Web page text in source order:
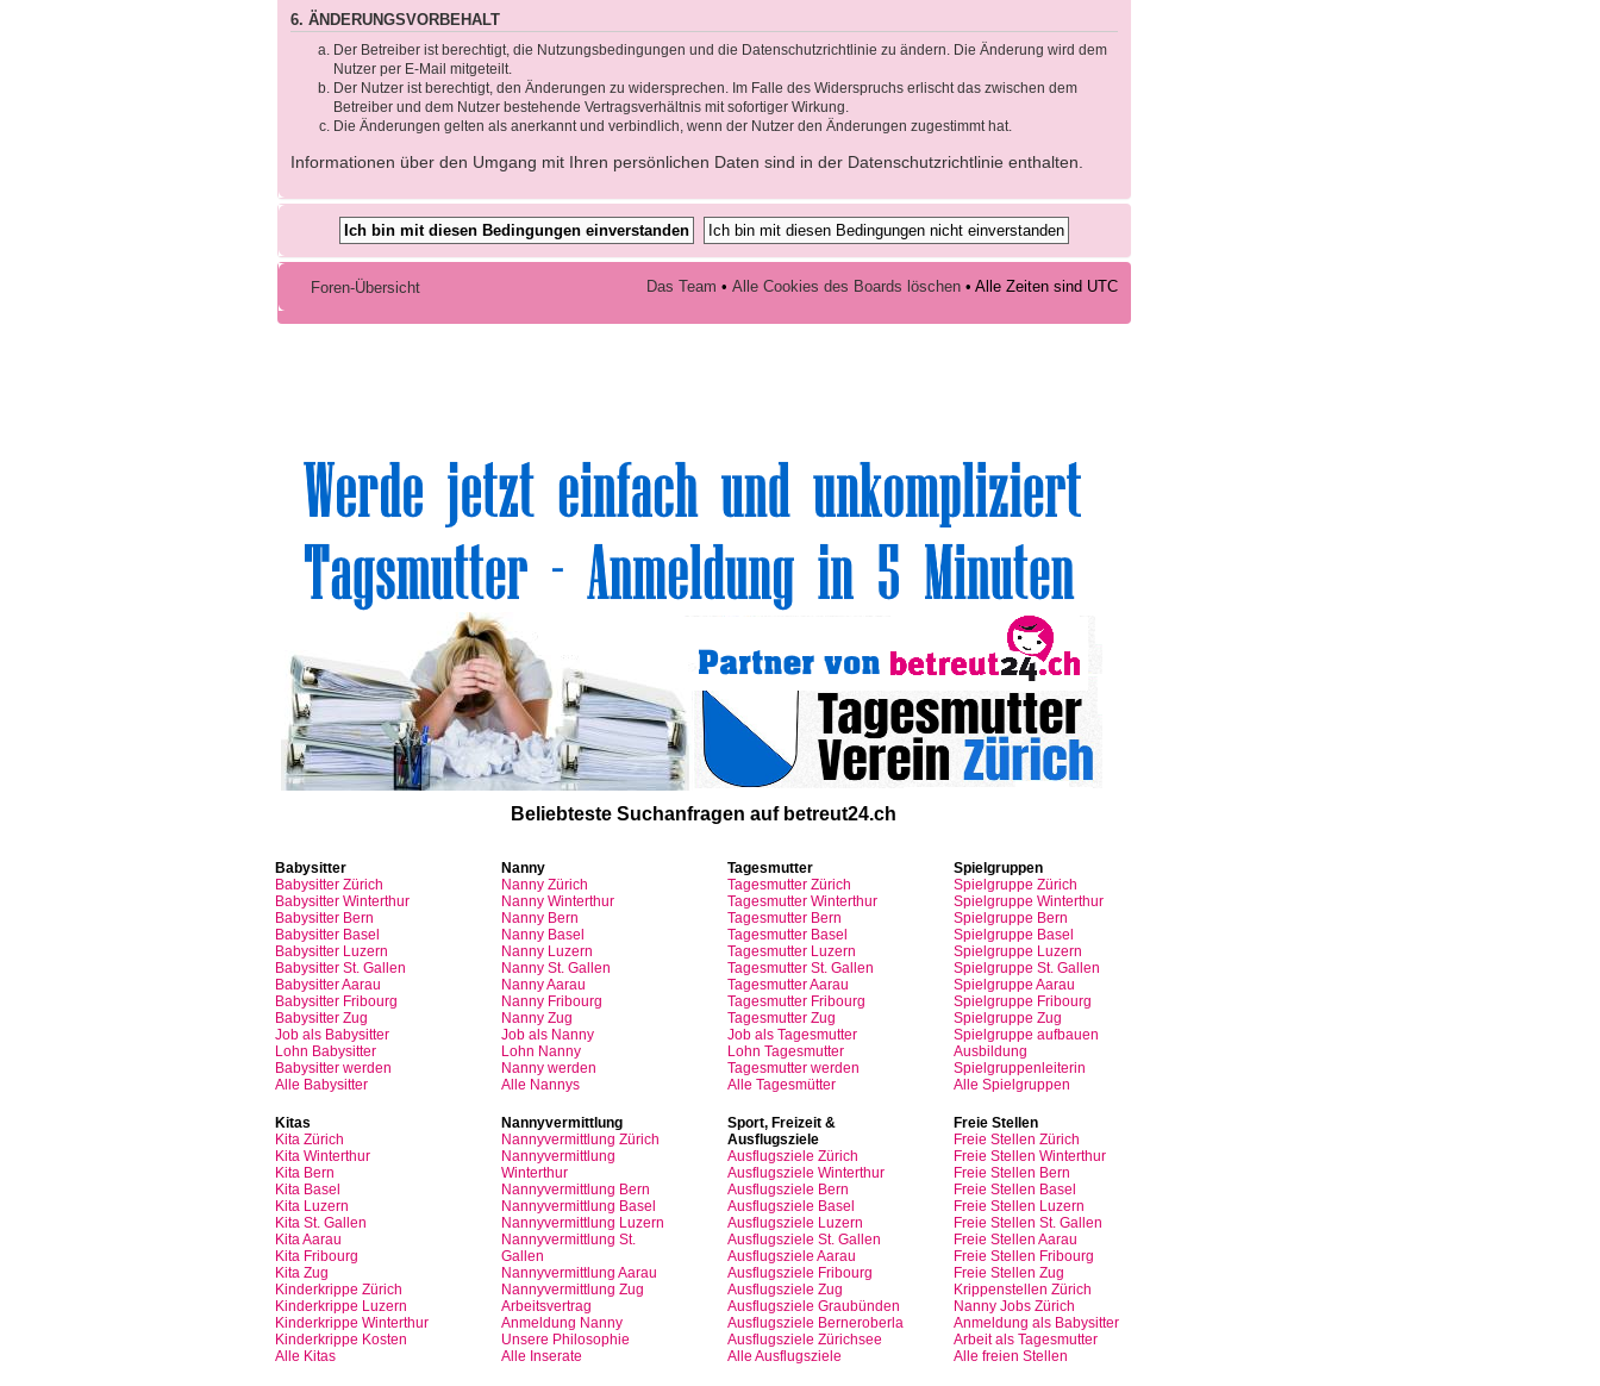
6. ÄNDERUNGSVORBEHALT
Der Betreiber ist berechtigt, die Nutzungsbedingungen und die Datenschutzrichtlinie zu ändern. Die Änderung wird dem
Nutzer per E-Mail mitgeteilt.
Der Nutzer ist berechtigt, den Änderungen zu widersprechen. Im Falle des Widerspruchs erlischt das zwischen dem
Betreiber und dem Nutzer bestehende Vertragsverhältnis mit sofortiger Wirkung.
Die Änderungen gelten als anerkannt und verbindlich, wenn der Nutzer den Änderungen zugestimmt hat.
Informationen über den Umgang mit Ihren persönlichen Daten sind in der Datenschutzrichtlinie enthalten.
Foren-Übersicht Das Team • Alle Cookies des Boards löschen• Alle Zeiten sind UTC
Beliebteste Suchanfragen aufbetreut24.ch
Babysitter
Babysitter Zürich
Babysitter Winterthur
Babysitter Bern
Babysitter Basel
Babysitter Luzern
Babysitter St. Gallen
BabysitterAarau
Babysitter Fribourg
Babysitter Zug
Job alsBabysitter
Lohn Babysitter
Babysitter werden
Alle Babysitter
Nanny
Nanny Zürich
Nanny Winterthur
Nanny Bern
Nanny Basel
Nanny Luzern
Nanny St. Gallen
NannyAarau
Nanny Fribourg
Nanny Zug
Job alsNanny
Lohn Nanny
Nanny werden
Alle Nannys
Tagesmutter
Tagesmutter Zürich
TagesmutterWinterthur
TagesmutterBern
TagesmutterBasel
Tagesmutter Luzern
TagesmutterSt. Gallen
TagesmutterAarau
Tagesmutter Fribourg
Tagesmutter Zug
Job als Tagesmutter
Lohn Tagesmutter
Tagesmutter werden
Alle Tagesmütter
Spielgruppen
Spielgruppe Zürich
Spielgruppe Winterthur
Spielgruppe Bern
Spielgruppe Basel
Spielgruppe Luzern
Spielgruppe St. Gallen
Spielgruppe Aarau
Spielgruppe Fribourg
Spielgruppe Zug
Spielgruppe aufbauen
Ausbildung
Spielgruppenleiterin
Alle Spielgruppen
Kitas
Kita Zürich
Kita Winterthur
Kita Bern
Kita Basel
Kita Luzern
Kita St. Gallen
Kita Aarau
Kita Fribourg
Kita Zug
Kinderkrippe Zürich
Kinderkrippe Luzern
Kinderkrippe Winterthur
Kinderkrippe Kosten
Alle Kitas
Nannyvermittlung
Nannyvermittlung Zürich
Nannyvermittlung
Winterthur
Nannyvermittlung Bern
Nannyvermittlung Basel
Nannyvermittlung Luzern
Nannyvermittlung St.
Gallen
Nannyvermittlung Aarau
Nannyvermittlung Zug
Arbeitsvertrag
Anmeldung Nanny
Unsere Philosophie
Alle Inserate
Sport, Freizeit&
Ausflugsziele
Ausflugsziele Zürich
Ausflugsziele Winterthur
Ausflugsziele Bern
Ausflugsziele Basel
Ausflugsziele Luzern
Ausflugsziele St. Gallen
Ausflugsziele Aarau
Ausflugsziele Fribourg
Ausflugsziele Zug
Ausflugsziele Graubünden
Ausflugsziele Berneroberla
Ausflugsziele Zürichsee
Alle Ausflugsziele
Freie Stellen
Freie Stellen Zürich
Freie Stellen Winterthur
Freie Stellen Bern
Freie Stellen Basel
Freie Stellen Luzern
Freie Stellen St. Gallen
Freie Stellen Aarau
Freie Stellen Fribourg
Freie Stellen Zug
Krippenstellen Zürich
Nanny Jobs Zürich
Anmeldung alsBabysitter
Arbeit als Tagesmutter
Alle freien Stellen